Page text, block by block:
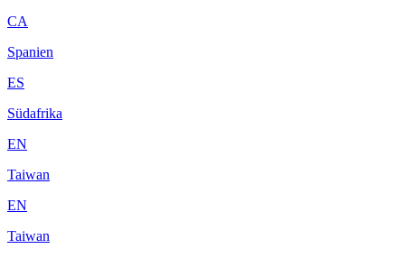
CA
Spanien
ES
Südafrika
EN
Taiwan
EN
Taiwan